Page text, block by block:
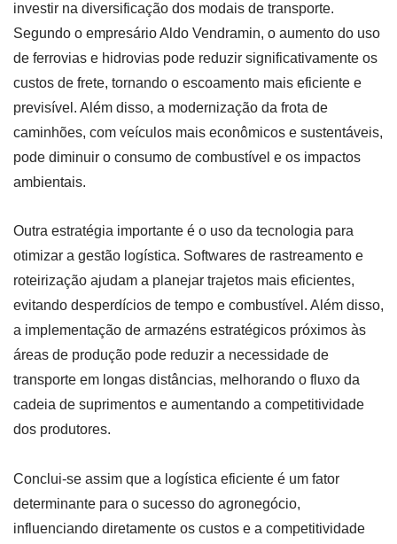
investir na diversificação dos modais de transporte.
Segundo o empresário Aldo Vendramin, o aumento do uso
de ferrovias e hidrovias pode reduzir significativamente os
custos de frete, tornando o escoamento mais eficiente e
previsível. Além disso, a modernização da frota de
caminhões, com veículos mais econômicos e sustentáveis,
pode diminuir o consumo de combustível e os impactos
ambientais.
Outra estratégia importante é o uso da tecnologia para
otimizar a gestão logística. Softwares de rastreamento e
roteirização ajudam a planejar trajetos mais eficientes,
evitando desperdícios de tempo e combustível. Além disso,
a implementação de armazéns estratégicos próximos às
áreas de produção pode reduzir a necessidade de
transporte em longas distâncias, melhorando o fluxo da
cadeia de suprimentos e aumentando a competitividade
dos produtores.
Conclui-se assim que a logística eficiente é um fator
determinante para o sucesso do agronegócio,
influenciando diretamente os custos e a competitividade